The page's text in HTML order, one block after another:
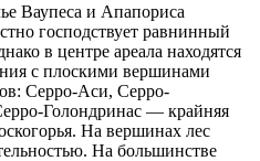
Ваупеса и Апапориса
господствует равнинный
в центре ареала находятся
с плоскими вершинами
Серро-Аси, Серро-
Голондринас — крайняя
На вершинах лес
На большинстве